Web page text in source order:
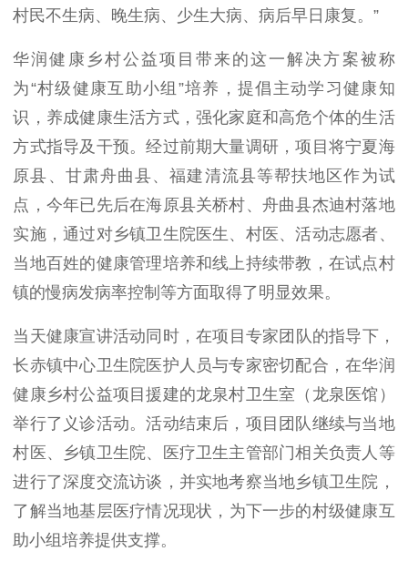
村民不生病、晚生病、少生大病、病后早日康复。”
华润健康乡村公益项目带来的这一解决方案被称
为“村级健康互助小组”培养，提倡主动学习健康知
识，养成健康生活方式，强化家庭和高危个体的生活
方式指导及干预。经过前期大量调研，项目 将宁夏海
原县、甘肃舟曲县、福建清流县等帮扶地区作为试
点， 今年已先后在海原县关桥村、舟曲县杰迪村落地
实施，通过对乡镇卫生院医生、村医、活动志愿者、
当地百姓的健康管理培养和线上持续带教， 在试点村
镇的慢病发病率控制等方面取得了明显效果。
当天健康宣讲活动 同时，在项目专家团队的指导下，
长赤镇中心卫生院医护 人员与专家密切 配合，在华润
健康乡村公益项目援建的龙泉村卫生室（龙泉医馆）
举行了义诊活动。活动结束后，项目团队继续与当地
村医、乡镇卫生院、医疗卫生主管部门相关负责人等
进行了深度交流访谈 ， 并实地考察当地乡镇卫生院，
了解当地基层医疗情况现状， 为下一步的村级健康互
助小组培养提供支撑。